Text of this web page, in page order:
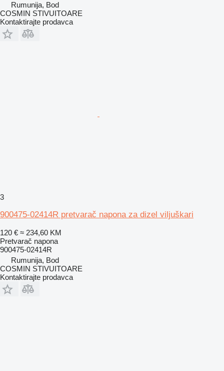
Rumunija, Bod
COSMIN STIVUITOARE
Kontaktirajte prodavca
3
900475-02414R pretvarač napona za dizel viljuškari
120 € ≈ 234,60 KM
Pretvarač napona
900475-02414R
Rumunija, Bod
COSMIN STIVUITOARE
Kontaktirajte prodavca